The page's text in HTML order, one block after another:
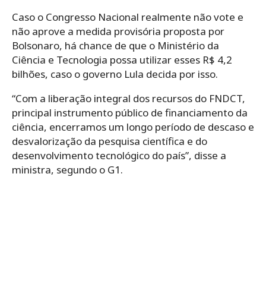
Caso o Congresso Nacional realmente não vote e
não aprove a medida provisória proposta por
Bolsonaro, há chance de que o Ministério da
Ciência e Tecnologia possa utilizar esses R$ 4,2
bilhões, caso o governo Lula decida por isso.
“Com a liberação integral dos recursos do FNDCT,
principal instrumento público de financiamento da
ciência, encerramos um longo período de descaso e
desvalorização da pesquisa científica e do
desenvolvimento tecnológico do país”, disse a
ministra, segundo o G1.